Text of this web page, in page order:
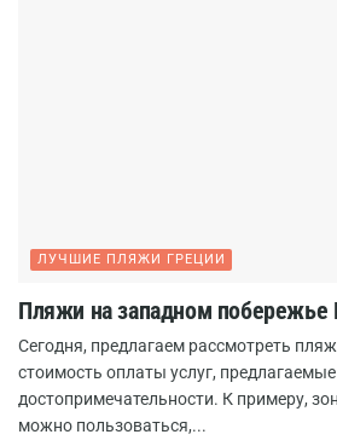
ЛУЧШИЕ ПЛЯЖИ ГРЕЦИИ
Пляжи на западном побережье
Сегодня, предлагаем рассмотреть
стоимость оплаты услуг,
достопримечательности. К примеру,
можно пользоваться,...